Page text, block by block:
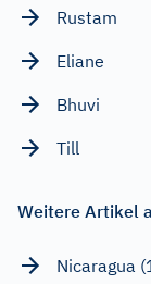
Rustam
Eliane
Bhuvi
Till
Weitere Artikel
Nicaragua